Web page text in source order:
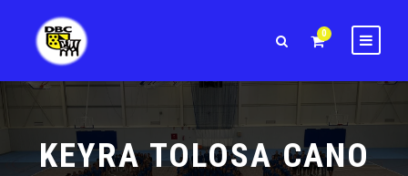
0
KEYRA TOLOSA CANO